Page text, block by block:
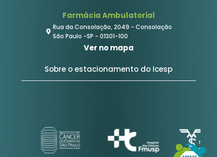
Farmácia Ambulatorial
Rua da Consolação, 2049 - Consolação
São Paulo -SP - 01301-100
Ver no mapa
Sobre o estacionamento do Icesp